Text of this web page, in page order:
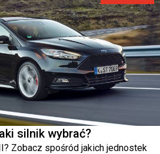
silnik wybrać?
Zobacz spośród jakich jednostek